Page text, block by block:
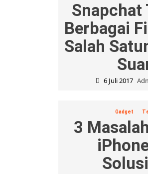
Snapchat
Berbagai
Salah
6 Juli 2017
Gadget
3